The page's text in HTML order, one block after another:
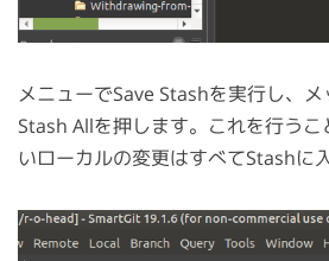
メニューでSave Stashを実行し、
Stash Allを押します。これを行う
いローカルの変更はすべてStashに